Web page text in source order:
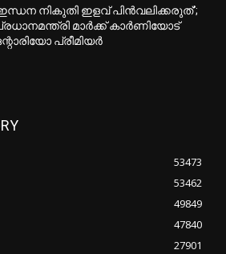
നികുതി ഇളവ് പിൻവലിക്കരുത്’;
മാർക്ക് കാർണിയോട്
പ്രീമിയർ
53473
53462
49849
47840
27901